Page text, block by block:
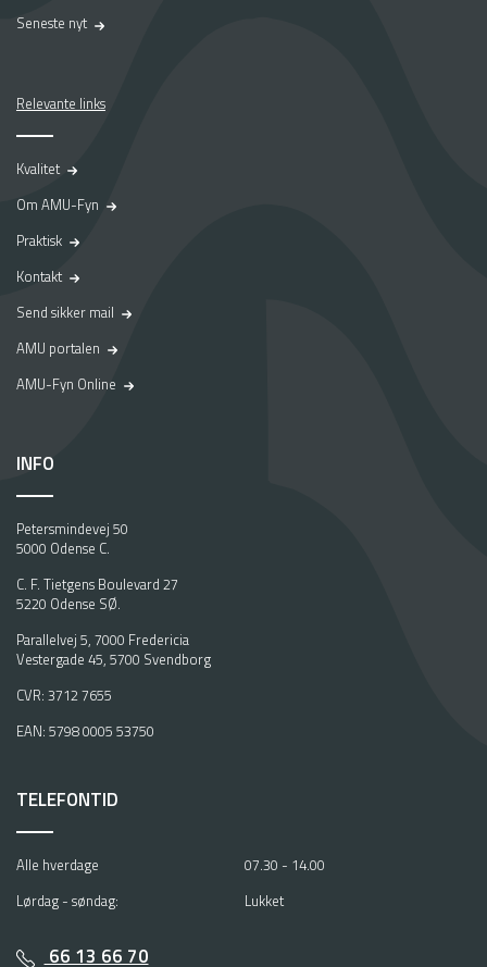
Seneste nyt
Relevante links
Kvalitet
Om AMU-Fyn
Praktisk
Kontakt
Send sikker mail
AMU portalen
AMU-Fyn Online
INFO
Petersmindevej 50
5000 Odense C.
C. F. Tietgens Boulevard 27
5220 Odense SØ.
Parallelvej 5, 7000 Fredericia
Vestergade 45, 5700 Svendborg
CVR: 3712 7655
EAN: 5798 0005 53750
TELEFONTID
Alle hverdage
07.30 - 14.00
Lørdag - søndag:
Lukket
66 13 66 70